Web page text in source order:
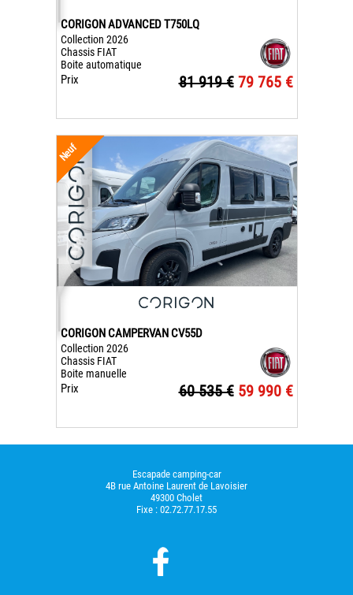
CORIGON ADVANCED T750LQ
Collection 2026
Chassis FIAT
Boite automatique
Prix 81 919 € 79 765 €
Neuf
CORIGON CAMPERVAN CV55D
Collection 2026
Chassis FIAT
Boite manuelle
Prix 60 535 € 59 990 €
Escapade camping-car
4B rue Antoine Laurent de Lavoisier
49300 Cholet
Fixe : 02.72.77.17.55